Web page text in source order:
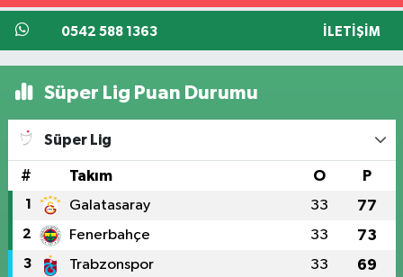
0542 588 1363 İLETIŞIM
Süper Lig Puan Durumu
Süper Lig
# Takım O P
1 Galatasaray 33 77
2 Fenerbahçe 33 73
3 Trabzonspor 33 69